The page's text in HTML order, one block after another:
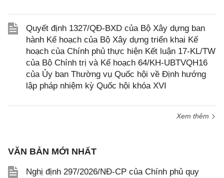
Quyết định 1327/QĐ-BXD của Bộ Xây dựng ban
hành Kế hoạch của Bộ Xây dựng triển khai Kế
hoạch của Chính phủ thực hiện Kết luận 17-KL/TW
của Bộ Chính trị và Kế hoạch 64/KH-UBTVQH16
của Ủy ban Thường vụ Quốc hội về Định hướng
lập pháp nhiệm kỳ Quốc hội khóa XVI
Xem thêm
VĂN BẢN MỚI NHẤT
Nghị định 297/2026/NĐ-CP của Chính phủ quy